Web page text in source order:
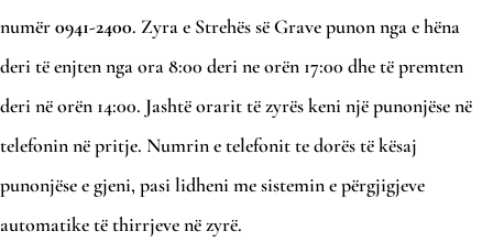
numër0941-2400. Zyra e Strehës së Grave punon nga e hëna
deri të enjten nga ora 8:00 deri ne orën 17:00 dhe të premten
deri në orën 14:00. Jashtë orarit të zyrës keni një punonjëse në
telefonin në pritje. Numrin e telefonit te dorës të kësaj
punonjëse e gjeni, pasi lidheni me sistemin e përgjigjeve
automatike të thirrjeve në zyrë.